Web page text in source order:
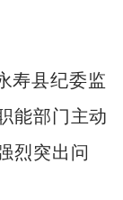
寿县纪委监
能部门主动
烈突出问